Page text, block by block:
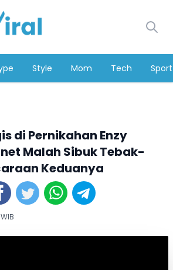
Style Mom Tech Sport
di Pernikahan Enzy
Malah Sibuk Tebak-
Keduanya